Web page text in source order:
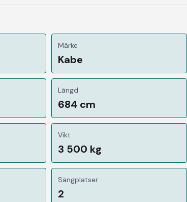
Märke
Kabe
Längd
684 cm
Vikt
3 500 kg
Sängplatser
2